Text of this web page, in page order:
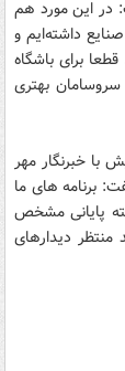
در این مورد هم
داشته‌ایم و
برای باشگاه
بهتری
با خبرنگار مهر
برنامه های ما
پایانی مشخص
منتظر دیدارهای